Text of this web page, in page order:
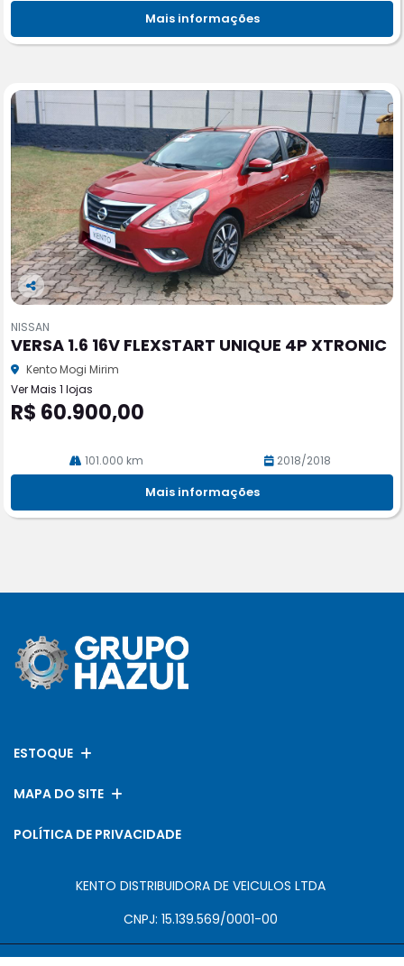
Mais informações
Co
pa
rtil
he
NISSAN
VERSA 1.6 16V FLEXSTART UNIQUE 4P XTRONIC
Kento Mogi Mirim
Ver Mais 1 lojas
R$ 60.900,00
101.000 km 2018/2018
Mais informações
ESTOQUE
MAPA DO SITE
POLÍTICA DE PRIVACIDADE
KENTO DISTRIBUIDORA DE VEICULOS LTDA
CNPJ: 15.139.569/0001-00